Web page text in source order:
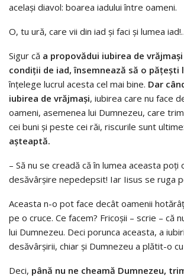
acelaşi diavol: boarea iadului între oameni.
O, tu ură, care vii din iad şi faci şi lumea
Sigur că a propovădui iubirea de
condiţii de iad, însemnează să o păţeşti
înţelege lucrul acesta cel mai bine. Dar
iubirea de vrăjmaşi, iubirea care nu face
oameni, asemenea lui Dumnezeu, care
cei buni şi peste cei răi, riscurile sunt ultime:
aşteaptă.
– Să nu se creadă că în lumea aceasta poţi
desăvârşire nepedepsit! Iar Iisus se ruga
Aceasta n-o pot face decât oamenii
pe o cruce. Ce facem? Fricoşii – scrie – că
lui Dumnezeu. Deci porunca aceasta, a
desăvârşirii, chiar şi Dumnezeu a plătit-o
Deci, până nu ne cheamă Dumnezeu,